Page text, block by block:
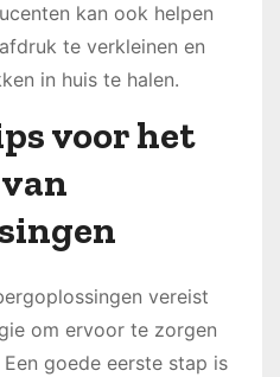
kan ook helpen
te verkleinen en
in huis te halen.
voor het
vereist
om ervoor te zorgen
goede eerste stap is